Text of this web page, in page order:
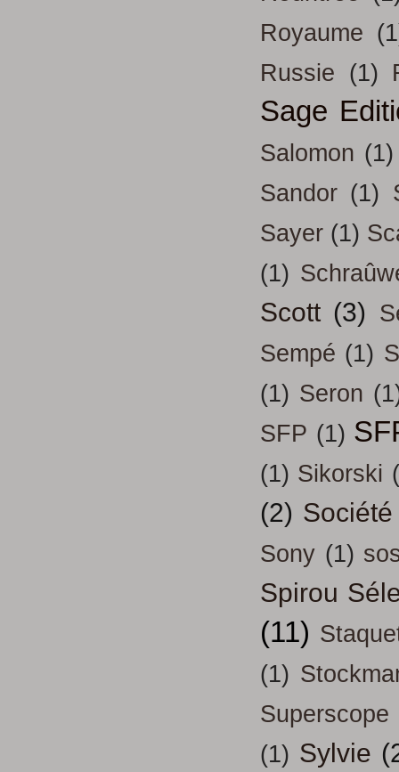
Royaume
Russie (1)
Sage
Salomon (1)
Sandor (1)
Sayer (1)
(1)
Scott (3)
Sempé (1)
(1) Seron
SFP (1)
(1) Sikorski
(2) Société
Sony (1)
Spirou
(11)
(1)
Superscope
(1) Sylvie